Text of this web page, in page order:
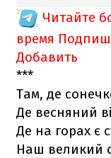
Читайте
время
Добавить
***
Там, де
Де весняний
Де на горах є
Наш великий